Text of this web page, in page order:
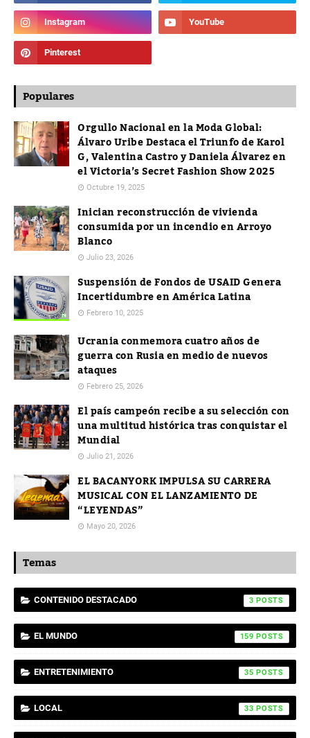
Populares
Orgullo Nacional en la Moda Global:
Álvaro Uribe Destaca el Triunfo de Karol
G, Valentina Castro y Daniela Álvarez en
el Victoria’s Secret Fashion Show 2025
Octubre 19, 2025
Inician reconstrucción de vivienda
consumida por un incendio en Arroyo
Blanco
Julio 23, 2026
Suspensión de Fondos de USAID Genera
Incertidumbre en América Latina
Febrero 10, 2025
Ucrania conmemora cuatro años de
guerra con Rusia en medio de nuevos
ataques
Febrero 25, 2026
El país campeón recibe a su selección con
una multitud histórica tras conquistar el
Mundial
Julio 21, 2026
EL BACANYORK IMPULSA SU CARRERA
MUSICAL CON EL LANZAMIENTO DE
“LEYENDAS”
Mayo 20, 2026
Temas
CONTENIDO DESTACADO 3
EL MUNDO 159
ENTRETENIMIENTO 35
LOCAL 33